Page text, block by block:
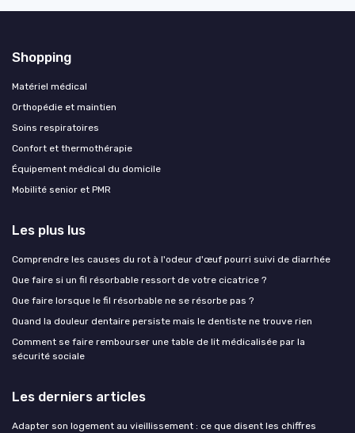
Shopping
Matériel médical
Orthopédie et maintien
Soins respiratoires
Confort et thermothérapie
Équipement médical du domicile
Mobilité senior et PMR
Les plus lus
Comprendre les causes du rot à l'odeur d'œuf pourri suivi de diarrhée
Que faire si un fil résorbable ressort de votre cicatrice ?
Que faire lorsque le fil résorbable ne se résorbe pas ?
Quand la douleur dentaire persiste mais le dentiste ne trouve rien
Comment se faire rembourser une table de lit médicalisée par la
sécurité sociale
Les derniers articles
Adapter son logement au vieillissement : ce que disent les chiffres